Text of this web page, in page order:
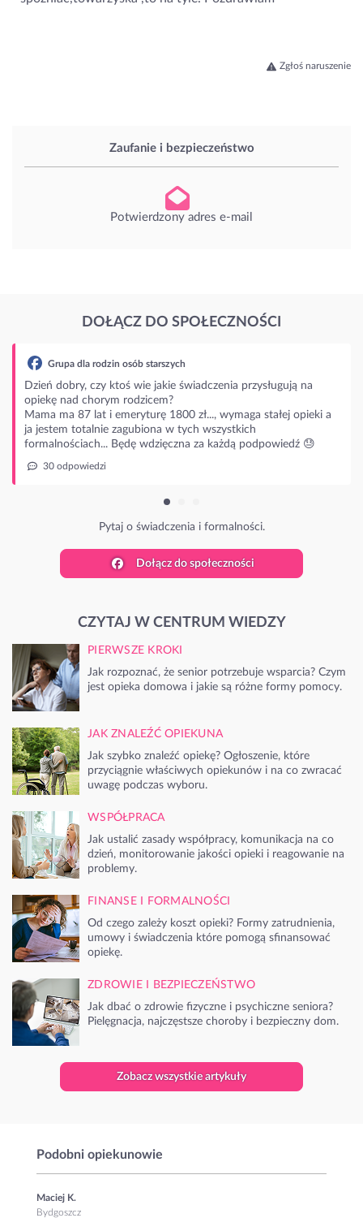
Zaufanie i bezpieczeństwo
Potwierdzony adres e-mail
Zgłoś naruszenie
DOŁĄCZ DO SPOŁECZNOŚCI
starszych
jakie świadczenia przysługują na
1800 zł..., wymaga stałej opieki a
w tych wszystkich
za każdą podpowiedź 😓
i formalności.
Dołącz do społeczności
CZYTAJ W CENTRUM WIEDZY
PIERWSZE KROKI
Jak rozpoznać, że senior potrzebuje wsparcia? Czym
jest opieka domowa i jakie są różne formy pomocy.
JAK ZNALEŹĆ OPIEKUNA
Jak szybko znaleźć opiekę? Ogłoszenie, które
przyciągnie właściwych opiekunów i na co zwracać
uwagę podczas wyboru.
WSPÓŁPRACA
Jak ustalić zasady współpracy, komunikacja na co
dzień, monitorowanie jakości opieki i reagowanie na
problemy.
FINANSE I FORMALNOŚCI
Od czego zależy koszt opieki? Formy zatrudnienia,
umowy i świadczenia które pomogą sfinansować
opiekę.
ZDROWIE I BEZPIECZEŃSTWO
Jak dbać o zdrowie fizyczne i psychiczne seniora?
Pielęgnacja, najczęstsze choroby i bezpieczny dom.
Zobacz wszystkie artykuły
Podobni opiekunowie
Maciej K.
Bydgoszcz